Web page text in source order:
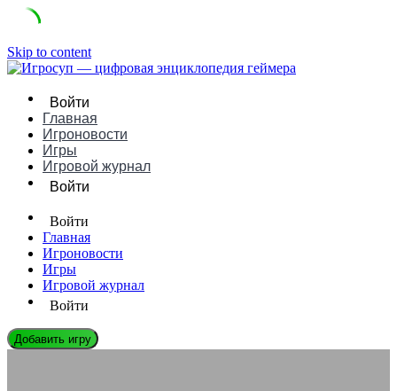
Skip to content
Войти
Главная
Игроновости
Игры
Игровой журнал
Войти
Войти
Главная
Игроновости
Игры
Игровой журнал
Войти
Добавить игру